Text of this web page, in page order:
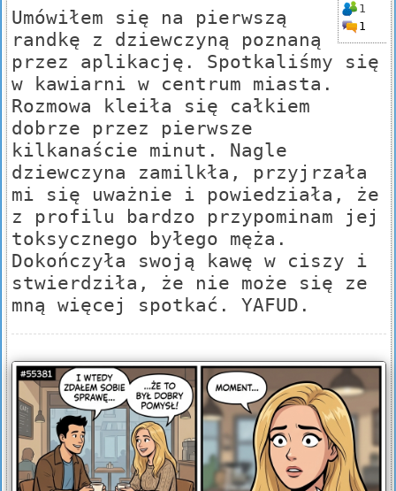
1
1
Umówiłem się na pierwszą
randkę z dziewczyną poznaną
przez aplikację. Spotkaliśmy się
w kawiarni w centrum miasta.
Rozmowa kleiła się całkiem
dobrze przez pierwsze
kilkanaście minut. Nagle
dziewczyna zamilkła, przyjrzała
mi się uważnie i powiedziała, że
z profilu bardzo przypominam jej
toksycznego byłego męża.
Dokończyła swoją kawę w ciszy i
stwierdziła, że nie może się ze
mną więcej spotkać. YAFUD.